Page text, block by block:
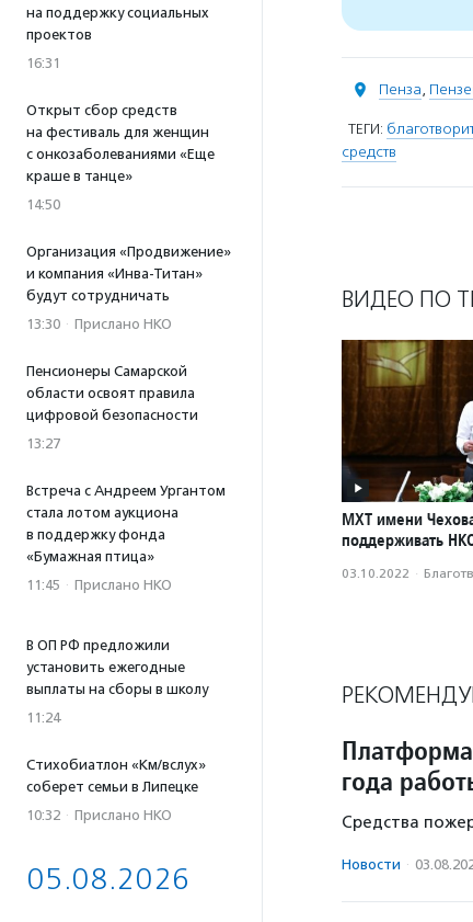
на поддержку социальных
проектов
16:31
Открыт сбор средств
на фестиваль для женщин
с онкозаболеваниями «Еще
краше в танце»
14:50
Организация «Продвижение»
и компания «Инва-Титан»
будут сотрудничать
13:30 · Прислано НКО
Пенсионеры Самарской
области освоят правила
цифровой безопасности
13:27
Встреча с Андреем Ургантом
стала лотом аукциона
в поддержку фонда
«Бумажная птица»
11:45 · Прислано НКО
В ОП РФ предложили
установить ежегодные
выплаты на сборы в школу
11:24
Стихобиатлон «Км/вслух»
соберет семьи в Липецке
10:32 · Прислано НКО
05.08.2026
Пенза,
ТЕГИ:
средств
ВИДЕО ПО
МХТ имени
поддерживать
03.10.2022 ·
года
Средства
Новости ·